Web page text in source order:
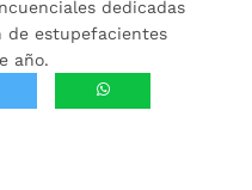
dedicadas
de estupefacientes
año.